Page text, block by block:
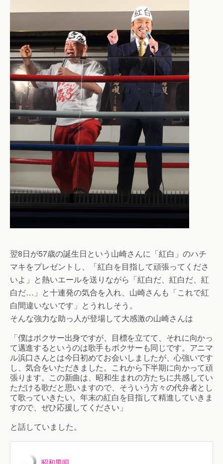
翌8日が57歳の誕生日という山崎さんに「紅白」のハチ
マキをプレゼントし、「紅白を目指して頑張ってくださ
いよ」と熱いエールを送りながら「紅白だ、紅白だ、紅
白だ…」と十連発の気合を入れ、山崎さんも「これで紅
白間違いないです」とうれしそう。
そんな強力な助っ人が登場して大感激の山崎さんは
「僕はボクサー出身ですが、目標を立てて、それに向かっ
て邁進するというのは歌手もボクサーも同じです。アニマ
ル浜口さんとは今日初めてお会いしましたが、心強いです
し、気合をいただきました。これから下半期に向かって頑
張ります。この新曲は、昭和生まれの方たちに共感してい
ただける歌だと思いますので、そういう方々の代弁者とし
て歌っていきたい。年末の紅白を目指して精進していきま
すので、ぜひ応援してください」
と話していました。
昭和男唄